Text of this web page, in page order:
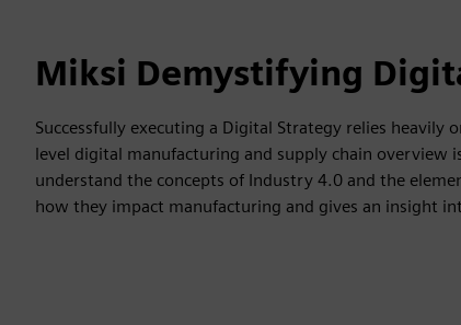
Miksi Demystifying
Successfully executing a Digital Strategy relies
level digital manufacturing and supply chain overview
understand the concepts of Industry 4.0 and the
how they impact manufacturing and gives an insight